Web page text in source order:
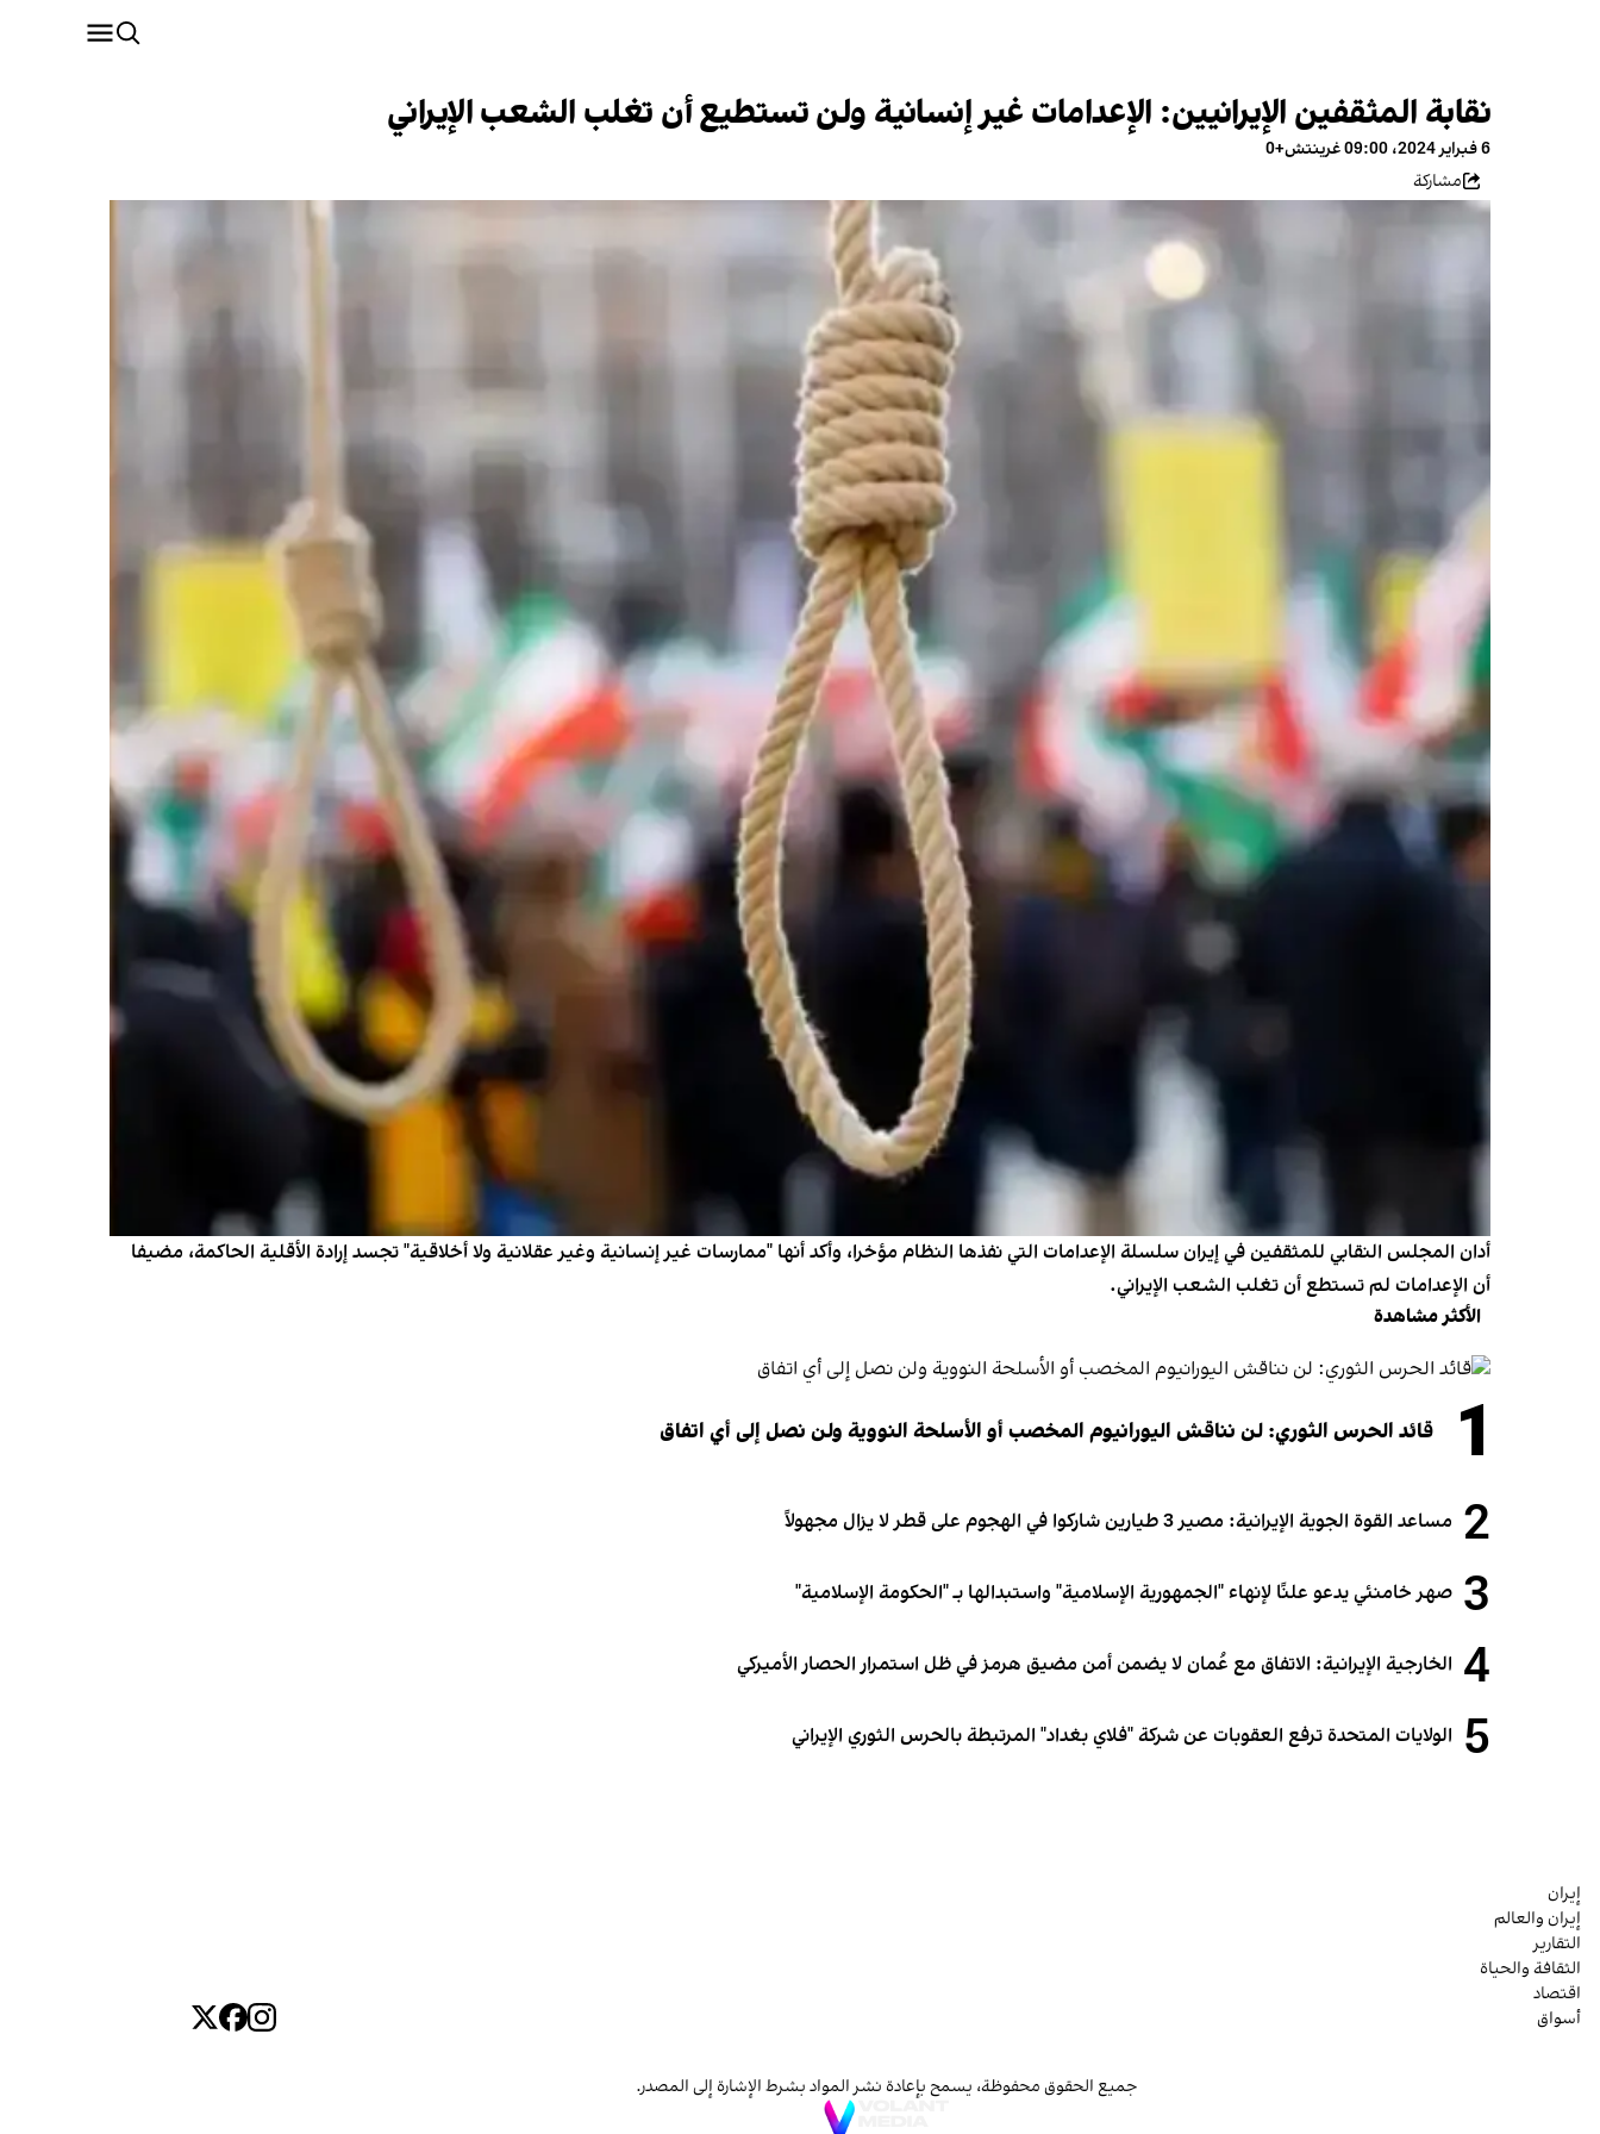
نقابة المثقفين الإيرانيين: الإعدامات غير إنسانية ولن تستطيع أن تغلب الشعب الإيراني
6 فبراير 2024، 09:00 غرينتش+0
مشاركة
أدان المجلس النقابي للمثقفين في إيران سلسلة الإعدامات التي نفذها النظام مؤخرا، وأكد أنها "ممارسات غير إنسانية وغير عقلانية ولا أخلاقية" تجسد إرادة الأقلية الحاكمة، مضيفا
أن الإعدامات لم تستطع أن تغلب الشعب الإيراني.
الأكثر مشاهدة
1 قائد الحرس الثوري: لن نناقش اليورانيوم المخصب أو الأسلحة النووية ولن نصل إلى أي اتفاق
2 مساعد القوة الجوية الإيرانية: مصير 3 طيارين شاركوا في الهجوم على قطر لا يزال مجهولاً
3 صهر خامنئي يدعو علنًا لإنهاء "الجمهورية الإسلامية" واستبدالها بـ "الحكومة الإسلامية"
4 الخارجية الإيرانية: الاتفاق مع عُمان لا يضمن أمن مضيق هرمز في ظل استمرار الحصار الأميركي
5 الولايات المتحدة ترفع العقوبات عن شركة "فلاي بغداد" المرتبطة بالحرس الثوري الإيراني
إيران
إيران والعالم
التقارير
الثقافة والحياة
اقتصاد
أسواق
جميع الحقوق محفوظة، يسمح بإعادة نشر المواد بشرط الإشارة إلى المصدر.